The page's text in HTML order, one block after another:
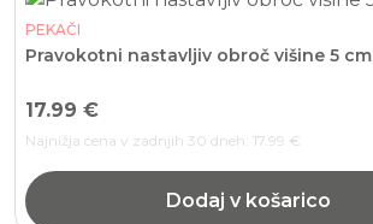
PEKAČI
Pravokotni nastavljiv obroč višine 5 cm
17.99 €
Najnižja cena v zadnjih 30 dneh: 17.99 €
Dodaj v košarico